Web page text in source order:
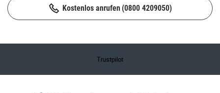
Kostenlos anrufen (0800 4209050)
Trustpilot